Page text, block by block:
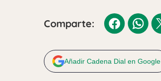
Comparte:
Añadir Cadena Dial en Google